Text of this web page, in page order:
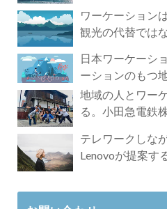
ワーケーション
観光の代替では
日本ワーケーシ
ーションのもつ
地域の人とワー
る。小田急電鉄
テレワークしな
Lenovoが提案す